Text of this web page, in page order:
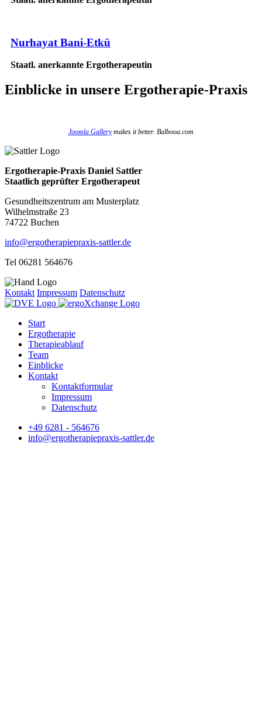
Nurhayat Bani-Etkü
Staatl. anerkannte Ergotherapeutin
Einblicke in unsere Ergotherapie-Praxis
Joomla Gallerymakes it better. Balbooa.com
Ergotherapie-Praxis Daniel Sattler
Staatlich geprüfter Ergotherapeut
Gesundheitszentrum am Musterplatz
Wilhelmstraße 23
74722 Buchen
info@ergotherapiepraxis-sattler.de
Tel 06281 564676
Kontakt Impressum Datenschutz
Start
Ergotherapie
Therapieablauf
Team
Einblicke
Kontakt
Kontaktformular
Impressum
Datenschutz
+49 6281 - 564676
info@ergotherapiepraxis-sattler.de